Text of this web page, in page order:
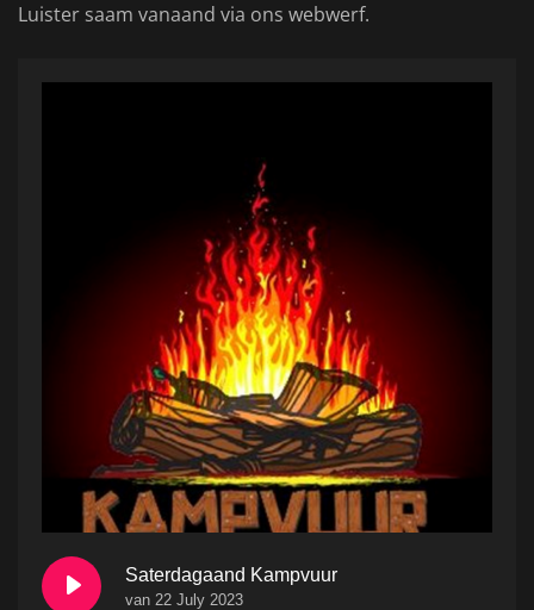
Luister saam vanaand via ons webwerf.
Saterdagaand Kampvuur
van 22 July 2023